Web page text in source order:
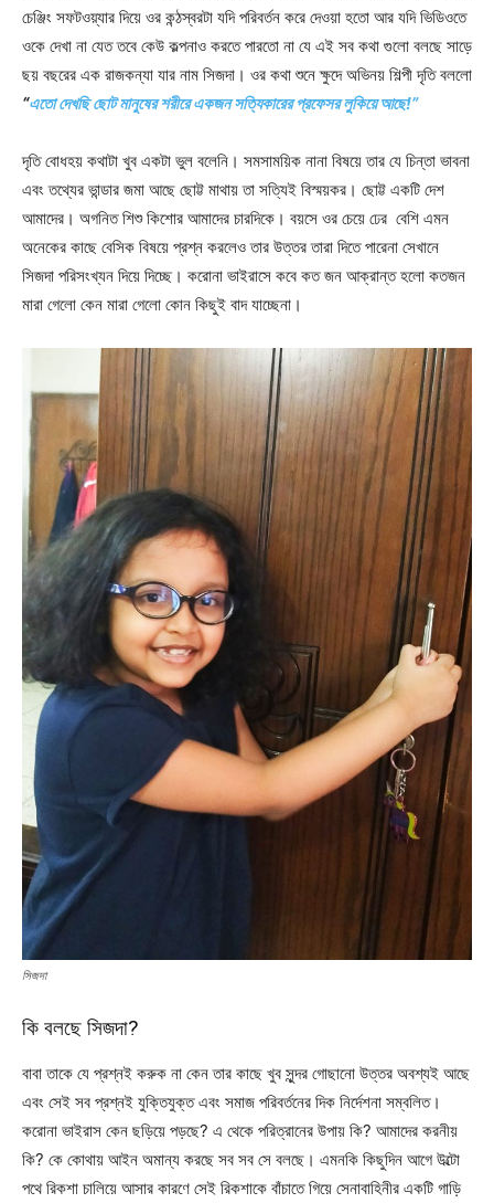
চেঞ্জিং সফটওয়্যার দিয়ে ওর কন্ঠস্বরটা যদি পরিবর্তন করে দেওয়া হতো আর যদি ভিডিওতে
ওকে দেখা না যেত তবে কেউ কল্পনাও করতে পারতো না যে এই সব কথা গুলো বলছে সাড়ে
ছয় বছরের এক রাজকন্যা যার নাম সিজদা। ওর কথা শুনে ক্ষুদে অভিনয় শিল্পী দৃতি বললো
“এতো দেখছি ছোট মানুষের শরীরে একজন সত্যিকারের প্রফেসর লুকিয়ে আছে!”
দৃতি বোধহয় কথাটা খুব একটা ভুল বলেনি। সমসাময়িক নানা বিষয়ে তার যে চিন্তা ভাবনা
এবং তথ্যের ভান্ডার জমা আছে ছোট্ট মাথায় তা সত্যিই বিস্ময়কর। ছোট্ট একটি দেশ
আমাদের। অগনিত শিশু কিশোর আমাদের চারদিকে। বয়সে ওর চেয়ে ঢের বেশি এমন
অনেকের কাছে বেসিক বিষয়ে প্রশ্ন করলেও তার উত্তর তারা দিতে পারেনা সেখানে
সিজদা পরিসংখ্যন দিয়ে দিচ্ছে। করোনা ভাইরাসে কবে কত জন আক্রান্ত হলো কতজন
মারা গেলো কেন মারা গেলো কোন কিছুই বাদ যাচ্ছেনা।
সিজদা
কি বলছে সিজদা?
বাবা তাকে যে প্রশ্নই করুক না কেন তার কাছে খুব সুন্দর গোছানো উত্তর অবশ্যই আছে
এবং সেই সব প্রশ্নই যুক্তিযুক্ত এবং সমাজ পরিবর্তনের দিক নির্দেশনা সম্বলিত।
করোনা ভাইরাস কেন ছড়িয়ে পড়ছে? এ থেকে পরিত্রানের উপায় কি? আমাদের করনীয়
কি? কে কোথায় আইন অমান্য করছে সব সব সে বলছে। এমনকি কিছুদিন আগে উল্টো
পথে রিকশা চালিয়ে আসার কারণে সেই রিকশাকে বাঁচাতে গিয়ে সেনাবাহিনীর একটি গাড়ি